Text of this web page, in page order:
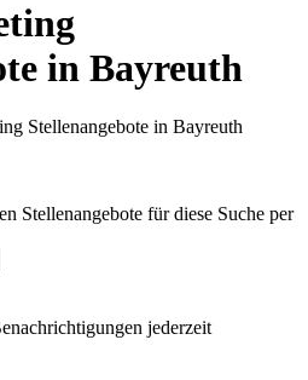
in Bayreuth
Stellenangebote in Bayreuth
Stellenangebote für diese Suche per
jederzeit